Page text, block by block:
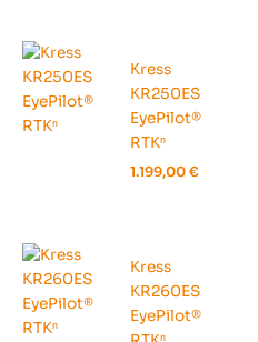
Kress
KR250ES
EyePilot®
RTKⁿ
1.199,00€
Kress
KR260ES
EyePilot®